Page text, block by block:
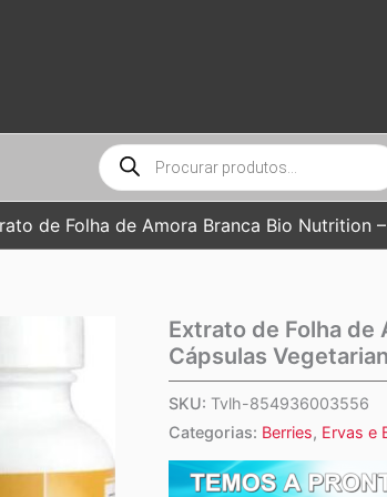
Pesquisar
produtos
de Folha de Amora Branca Bio Nutrition
Extrato de Folha de
Cápsulas
SKU: Tvlh-854936003556
Categorias: Berries, Ervas e